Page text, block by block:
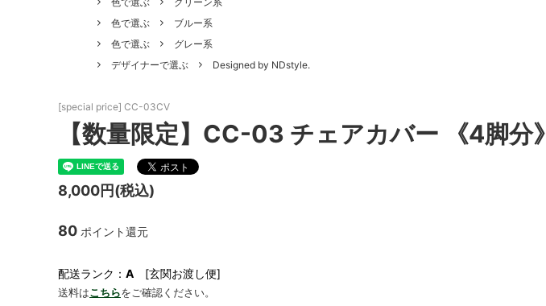
色で選ぶ
ブルー系
色で選ぶ
グレー系
デザイナーで選ぶ
Designed by NDstyle.
[special price] CC-03CV
【数量限定】CC-03 チェアカバー 《4脚分》
8,000円(税込)
80 ポイント還元
配送ランク： A [玄関お渡し便]
送料はこちらをご確認ください。